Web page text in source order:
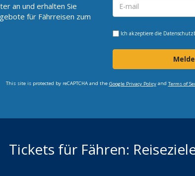
an und erhalten Sie
für Fährreisen zum
Ich akzeptiere die
This site is protected by reCAPTCHA and the Google Privacy Policyand Terms of
Tickets für Fähren: